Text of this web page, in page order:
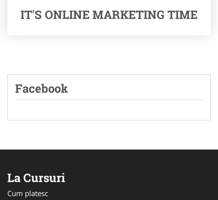
IT'S ONLINE MARKETING TIME
Facebook
La Cursuri
Cum platesc